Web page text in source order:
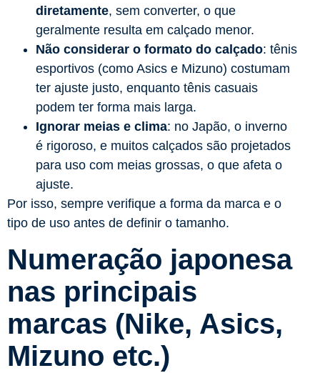
diretamente, sem converter, o que
geralmente resulta em calçado menor.
Não considerar o formato do calçado: tênis
esportivos (como Asics e Mizuno) costumam
ter ajuste justo, enquanto tênis casuais
podem ter forma mais larga.
Ignorar meias e clima: no Japão, o inverno
é rigoroso, e muitos calçados são projetados
para uso com meias grossas, o que afeta o
ajuste.
Por isso, sempre verifique a forma da marca e o
tipo de uso antes de definir o tamanho.
Numeração japonesa
nas principais
marcas (Nike, Asics,
Mizuno etc.)